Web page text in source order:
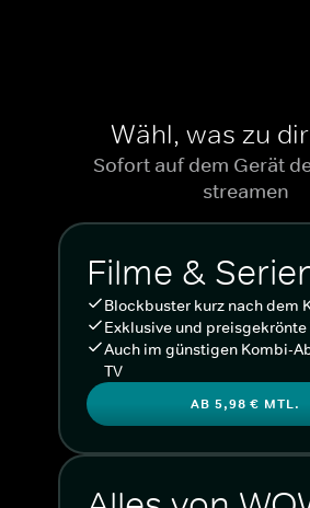
Wähl, was zu
Sofort auf dem Gerät
streamen
Filme &
Blockbuster kurz nach dem
Exklusive und preisgekrönte
Auch im günstigen Kombi-
TV
AB 5,98 € MTL.